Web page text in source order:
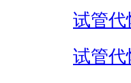
试管代
试管代